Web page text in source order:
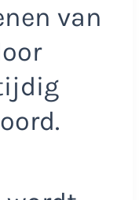
van